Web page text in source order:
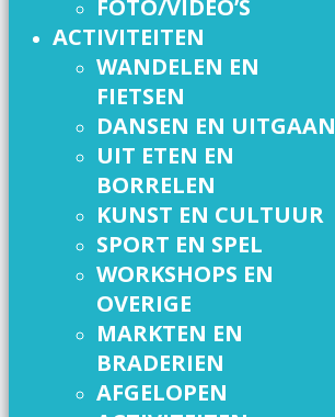
FOTO/VIDEO’S
ACTIVITEITEN
WANDELEN EN
FIETSEN
DANSEN EN UITGAAN
UIT ETEN EN
BORRELEN
KUNST EN CULTUUR
SPORT EN SPEL
WORKSHOPS EN
OVERIGE
MARKTEN EN
BRADERIEN
AFGELOPEN